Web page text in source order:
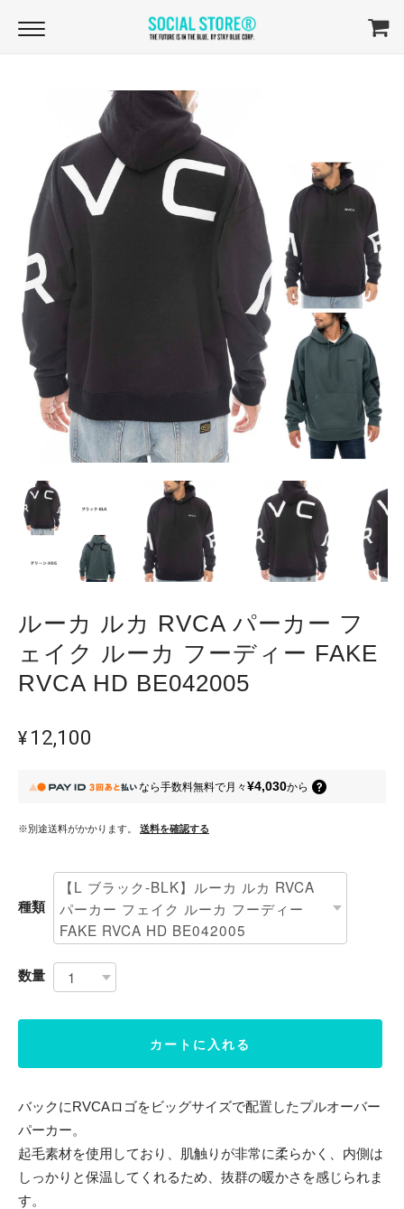
ルーカ ルカ RVCA パーカー フ
ェイク ルーカ フーディー FAKE
RVCA HD BE042005
¥12,100
なら手数料無料で月々¥4,030から
※別途送料がかかります。 送料を確認する
種類
数量
カートに入れる
バックにRVCAロゴをビッグサイズで配置したプルオーバー
パーカー。
起毛素材を使用しており、肌触りが非常に柔らかく、内側は
しっかりと保温してくれるため、抜群の暖かさを感じられま
す。